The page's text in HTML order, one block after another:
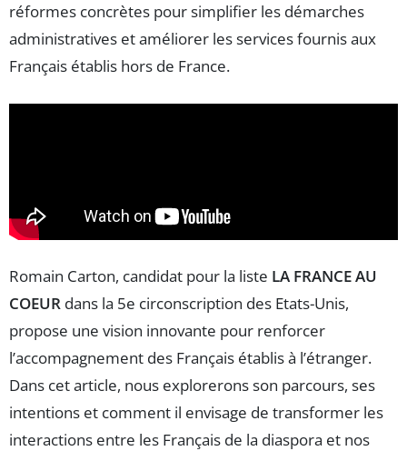
réformes concrètes pour simplifier les démarches
administratives et améliorer les services fournis aux
Français établis hors de France.
Romain Carton, candidat pour la liste LA FRANCE AU
COEUR dans la 5e circonscription des Etats-Unis,
propose une vision innovante pour renforcer
l’accompagnement des Français établis à l’étranger.
Dans cet article, nous explorerons son parcours, ses
intentions et comment il envisage de transformer les
interactions entre les Français de la diaspora et nos